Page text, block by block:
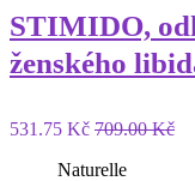
STIMIDO,
ženského
531.75 Kč 709.00 Kč
Naturelle